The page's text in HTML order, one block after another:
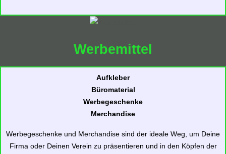
Werbemittel
Aufkleber
Büromaterial
Werbegeschenke
Merchandise
Werbegeschenke und Merchandise sind der ideale Weg, um Deine
Firma oder Deinen Verein zu präsentieren und in den Köpfen der